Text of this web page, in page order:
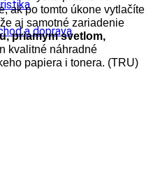
a doprava
ak po tomto úkone vytlačíte
aj samotné zariadenie
priamym svetlom,
kvalitné náhradné
papiera i tonera. (TRU)